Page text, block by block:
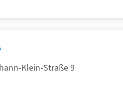
Klein-Straße 9